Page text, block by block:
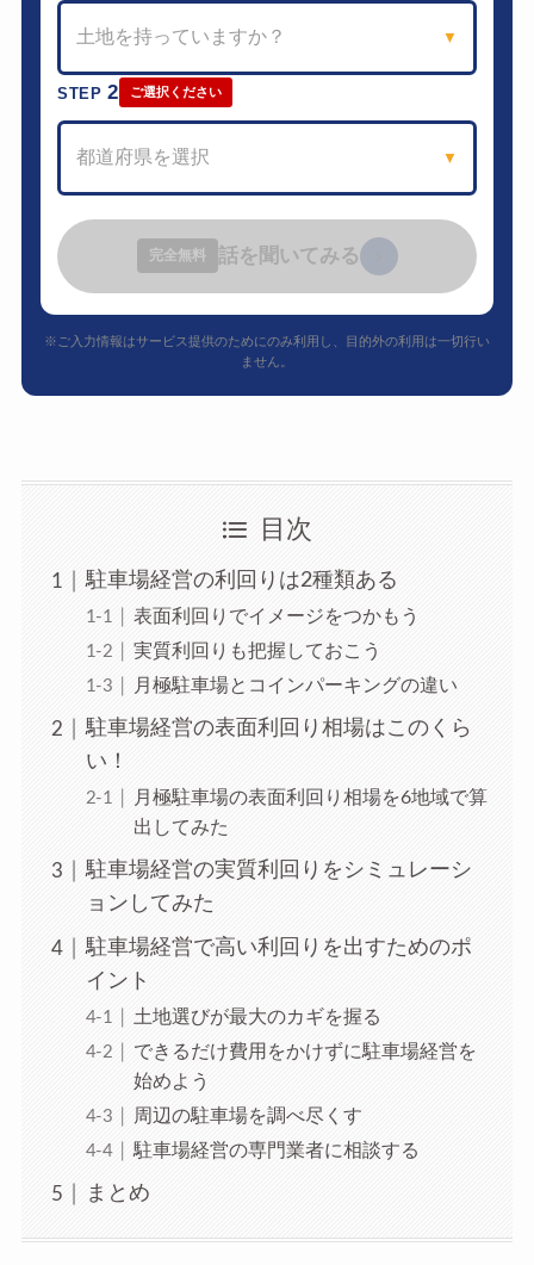
土地を持っていますか？ ▼
STEP2 ご選択ください
都道府県を選択 ▼
完全無料 話を聞いてみる
※ご入力情報はサービス提供のためにのみ利用し、目的外の利用は一切行い
ません。
目次
駐車場経営の利回りは2種類ある
表面利回りでイメージをつかもう
実質利回りも把握しておこう
月極駐車場とコインパーキングの違い
駐車場経営の表面利回り相場はこのくら
い！
月極駐車場の表面利回り相場を6地域で算
出してみた
駐車場経営の実質利回りをシミュレーシ
ョンしてみた
駐車場経営で高い利回りを出すためのポ
イント
土地選びが最大のカギを握る
できるだけ費用をかけずに駐車場経営を
始めよう
周辺の駐車場を調べ尽くす
駐車場経営の専門業者に相談する
まとめ